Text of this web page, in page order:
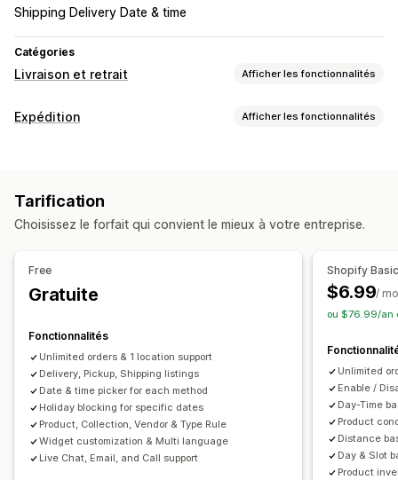
Shipping Delivery Date & time
Catégories
Livraison et retrait Afficher les fonctionnalités
Options de livraison
Planification de l’itinéraire
Validation de l’adresse
Étiquettes d’expédition
Options de retrait
Sélecteur de date
Créneaux horaires
Suivi en temps réel
Notifications par SMS Carte des livraisons
Notifications par e-mail
Suivi du conducteur
Suivi des commandes
Preuve de livraison Pages de suivi
Expédition Afficher les fonctionnalités
Lecture de codes-barres
Date de livraison Synchronisation des commandes
Suivi en temps réel
Page de suivi à l’image de la marque
Notifications par e-mail Mises à jour des commandes
Analyses de données d’expédition
Tarification
Choisissez le forfait qui convient le mieux à votre entreprise.
Free
Gratuite
Fonctionnalités
Unlimited orders & 1 location support
Delivery, Pickup, Shipping listings
Date & time picker for each method
Holiday blocking for specific dates
Product, Collection, Vendor & Type Rule
Widget customization & Multi language
Live Chat, Email, and Call support
Shopify
$6.99/
ou $76.99/an
Unlimited
Enable /
Day-Time
Product
Distance
Day & Slot
Product